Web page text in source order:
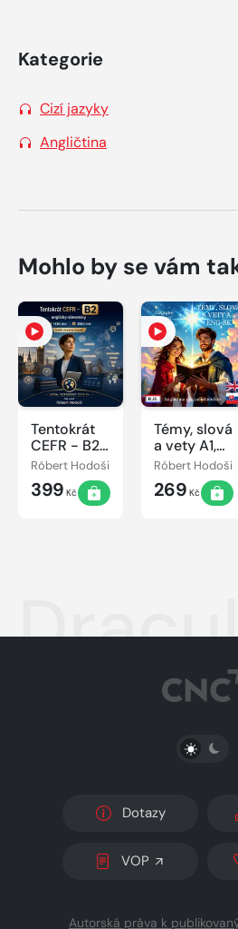
Kategorie
Cizí jazyky
Angličtina
Mohlo by se vám
Tentokrát
CEFR - B2,
anglicky-
slovensky
Róbert Hodoši
399 Kč
Témy, slová
a vety A1,
ENG-SK
Róbert Hodoši
269 Kč
Dotazy
VOP
Autorská práva k